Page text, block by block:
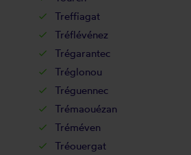
Treffiagat
Tréflévénez
Trégarantec
Tréglonou
Tréguennec
Trémaouézan
Tréméven
Tréouergat